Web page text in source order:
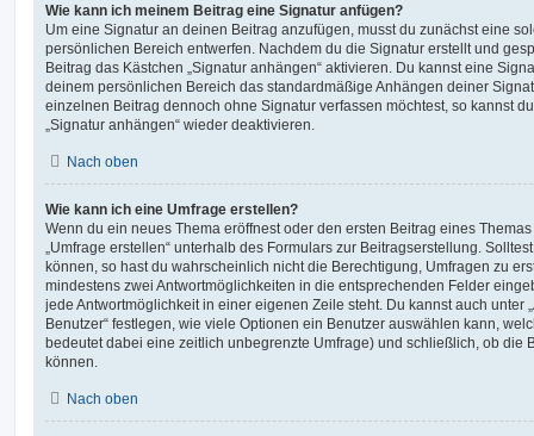
Wie kann ich meinem Beitrag eine Signatur anfügen?
Um eine Signatur an deinen Beitrag anzufügen, musst du zunächst eine
persönlichen Bereich entwerfen. Nachdem du die Signatur erstellt und
Beitrag das Kästchen „Signatur anhängen“ aktivieren. Du kannst eine
deinem persönlichen Bereich das standardmäßige Anhängen deiner
einzelnen Beitrag dennoch ohne Signatur verfassen möchtest, so kannst
„Signatur anhängen“ wieder deaktivieren.
Nach oben
Wie kann ich eine Umfrage erstellen?
Wenn du ein neues Thema eröffnest oder den ersten Beitrag eines
„Umfrage erstellen“ unterhalb des Formulars zur Beitragserstellung.
können, so hast du wahrscheinlich nicht die Berechtigung, Umfragen zu
mindestens zwei Antwortmöglichkeiten in die entsprechenden Felder
jede Antwortmöglichkeit in einer eigenen Zeile steht. Du kannst auch unter
Benutzer“ festlegen, wie viele Optionen ein Benutzer auswählen kann,
bedeutet dabei eine zeitlich unbegrenzte Umfrage) und schließlich, ob die
können.
Nach oben